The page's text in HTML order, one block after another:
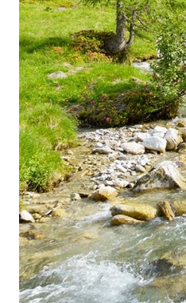
Murtener Wald Galm.
Bewirtschaftung mit
Traubenqualität zu
biodynamisch
Anbauverbände
Übrigen mit einem
die Nachbarn, die
nach ihrem
Kein echtes Château
ob Cuvée, Sortenwein